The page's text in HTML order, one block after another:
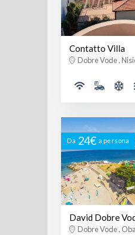
Contatto Villa
Dobre Vode ,
Da 24€ a persona
David Dobre
Dobre Vode ,